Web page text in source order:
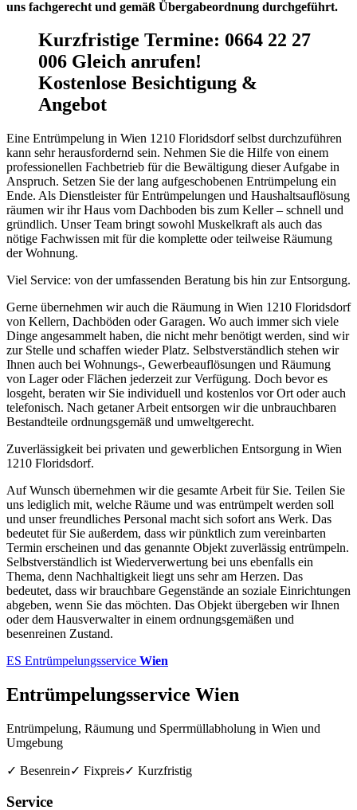
uns fachgerecht und gemäß Übergabeordnung durchgeführt.
Kurzfristige Termine: 0664 22 27
006 Gleich anrufen!
Kostenlose Besichtigung &
Angebot
Eine Entrümpelung in Wien 1210 Floridsdorf selbst durchzuführen
kann sehr herausfordernd sein. Nehmen Sie die Hilfe von einem
professionellen Fachbetrieb für die Bewältigung dieser Aufgabe in
Anspruch. Setzen Sie der lang aufgeschobenen Entrümpelung ein
Ende. Als Dienstleister für Entrümpelungen und Haushaltsauflösung
räumen wir ihr Haus vom Dachboden bis zum Keller – schnell und
gründlich. Unser Team bringt sowohl Muskelkraft als auch das
nötige Fachwissen mit für die komplette oder teilweise Räumung
der Wohnung.
Viel Service: von der umfassenden Beratung bis hin zur Entsorgung.
Gerne übernehmen wir auch die Räumung in Wien 1210 Floridsdorf
von Kellern, Dachböden oder Garagen. Wo auch immer sich viele
Dinge angesammelt haben, die nicht mehr benötigt werden, sind wir
zur Stelle und schaffen wieder Platz. Selbstverständlich stehen wir
Ihnen auch bei Wohnungs-, Gewerbeauflösungen und Räumung
von Lager oder Flächen jederzeit zur Verfügung. Doch bevor es
losgeht, beraten wir Sie individuell und kostenlos vor Ort oder auch
telefonisch. Nach getaner Arbeit entsorgen wir die unbrauchbaren
Bestandteile ordnungsgemäß und umweltgerecht.
Zuverlässigkeit bei privaten und gewerblichen Entsorgung in Wien
1210 Floridsdorf.
Auf Wunsch übernehmen wir die gesamte Arbeit für Sie. Teilen Sie
uns lediglich mit, welche Räume und was entrümpelt werden soll
und unser freundliches Personal macht sich sofort ans Werk. Das
bedeutet für Sie außerdem, dass wir pünktlich zum vereinbarten
Termin erscheinen und das genannte Objekt zuverlässig entrümpeln.
Selbstverständlich ist Wiederverwertung bei uns ebenfalls ein
Thema, denn Nachhaltigkeit liegt uns sehr am Herzen. Das
bedeutet, dass wir brauchbare Gegenstände an soziale Einrichtungen
abgeben, wenn Sie das möchten. Das Objekt übergeben wir Ihnen
oder dem Hausverwalter in einem ordnungsgemäßen und
besenreinen Zustand.
ES Entrümpelungsservice Wien
Entrümpelungsservice Wien
Entrümpelung, Räumung und Sperrmüllabholung in Wien und
Umgebung
✓ Besenrein✓ Fixpreis✓ Kurzfristig
Service